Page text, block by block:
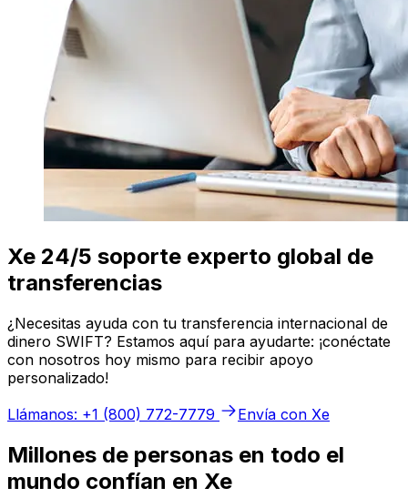
Xe 24/5 soporte experto global de
transferencias
¿Necesitas ayuda con tu transferencia internacional de
dinero SWIFT? Estamos aquí para ayudarte: ¡conéctate
con nosotros hoy mismo para recibir apoyo
personalizado!
Llámanos: +1 (800) 772-7779
Envía con Xe
Millones de personas en todo el
mundo confían en Xe